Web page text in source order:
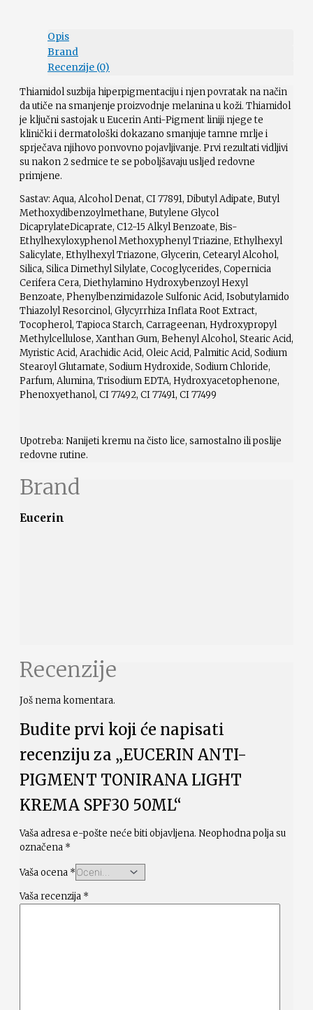
Opis
Brand
Recenzije (0)
Thiamidol suzbija hiperpigmentaciju i njen povratak na način
da utiče na smanjenje proizvodnje melanina u koži. Thiamidol
je ključni sastojak u Eucerin Anti-Pigment liniji njege te
klinički i dermatološki dokazano smanjuje tamne mrlje i
sprječava njihovo ponvovno pojavljivanje. Prvi rezultati vidljivi
su nakon 2 sedmice te se poboljšavaju usljed redovne
primjene.
Sastav: Aqua, Alcohol Denat, CI 77891, Dibutyl Adipate, Butyl
Methoxydibenzoylmethane, Butylene Glycol
DicaprylateDicaprate, C12-15 Alkyl Benzoate, Bis-
Ethylhexyloxyphenol Methoxyphenyl Triazine, Ethylhexyl
Salicylate, Ethylhexyl Triazone, Glycerin, Cetearyl Alcohol,
Silica, Silica Dimethyl Silylate, Cocoglycerides, Copernicia
Cerifera Cera, Diethylamino Hydroxybenzoyl Hexyl
Benzoate, Phenylbenzimidazole Sulfonic Acid, Isobutylamido
Thiazolyl Resorcinol, Glycyrrhiza Inflata Root Extract,
Tocopherol, Tapioca Starch, Carrageenan, Hydroxypropyl
Methylcellulose, Xanthan Gum, Behenyl Alcohol, Stearic Acid,
Myristic Acid, Arachidic Acid, Oleic Acid, Palmitic Acid, Sodium
Stearoyl Glutamate, Sodium Hydroxide, Sodium Chloride,
Parfum, Alumina, Trisodium EDTA, Hydroxyacetophenone,
Phenoxyethanol, CI 77492, CI 77491, CI 77499
Upotreba: Nanijeti kremu na čisto lice, samostalno ili poslije
redovne rutine.
Brand
Eucerin
Recenzije
Još nema komentara.
Budite prvi koji će napisati
recenziju za „EUCERIN ANTI-
PIGMENT TONIRANA LIGHT
KREMA SPF30 50ML“
Vaša adresa e-pošte neće biti objavljena. Neophodna polja su
označena *
Vaša ocena *
Vaša recenzija *